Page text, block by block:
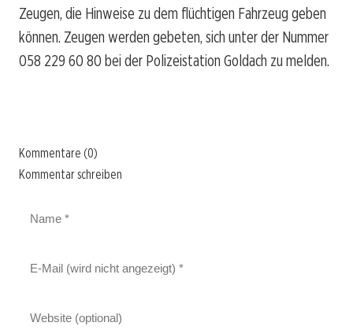
Zeugen, die Hinweise zu dem flüchtigen Fahrzeug geben
können. Zeugen werden gebeten, sich unter der Nummer
058 229 60 80 bei der Polizeistation Goldach zu melden.
Kommentare (0)
Kommentar schreiben